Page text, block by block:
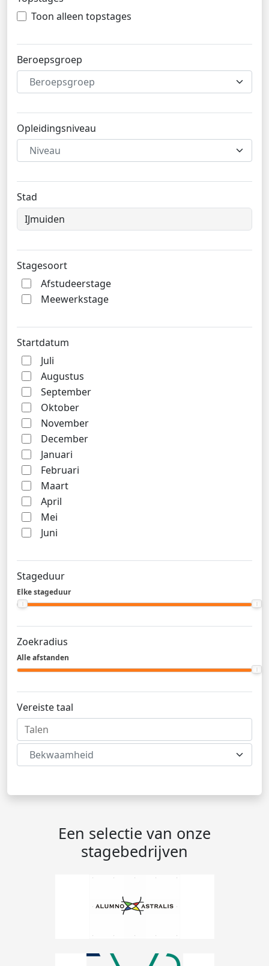
Toon alleen topstages
Beroepsgroep
Beroepsgroep
Opleidingsniveau
Niveau
Stad
Stagesoort
Afstudeerstage
Meewerkstage
Startdatum
Juli
Augustus
September
Oktober
November
December
Januari
Februari
Maart
April
Mei
Juni
Stageduur
Elke stageduur
Zoekradius
Alle afstanden
Vereiste taal
Bekwaamheid
Een selectie van onze
stagebedrijven